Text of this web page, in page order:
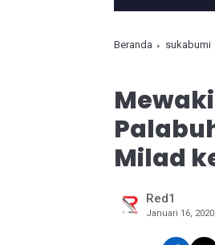
Beranda sukabumi
Milad
Red1
Januari 16, 2020